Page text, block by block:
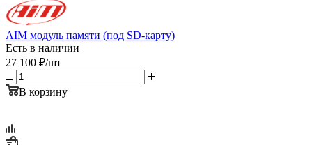
AIM модуль памяти (под SD-карту)
Есть в наличии
27 100 ₽/шт
В корзину